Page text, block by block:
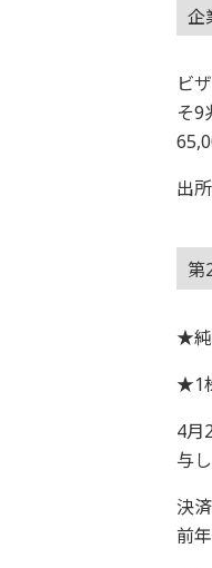
企
ビ
そ9
出
第
★純
★1
4月
与し
決
前